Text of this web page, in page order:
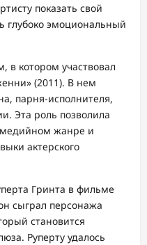
показать свой
глубоко эмоциональный
в котором участвовал
(2011). В нем
парня-исполнителя,
Эта роль позволила
жанре и
актерского
Гринта в фильме
сыграл персонажа
становится
Руперту удалось